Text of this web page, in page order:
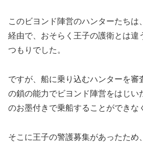
このビヨンド陣営のハンターたちは
経由で、おそらく王子の護衛とは違
つもりでした。
ですが、船に乗り込むハンターを審
の鎖の能力でビヨンド陣営をはじい
のお墨付きで乗船することができな
そこに王子の警護募集があったため